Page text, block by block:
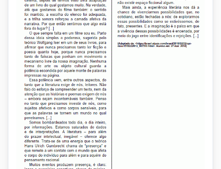
mecanismos
de
coesão
textual
e
as
relaçõ...